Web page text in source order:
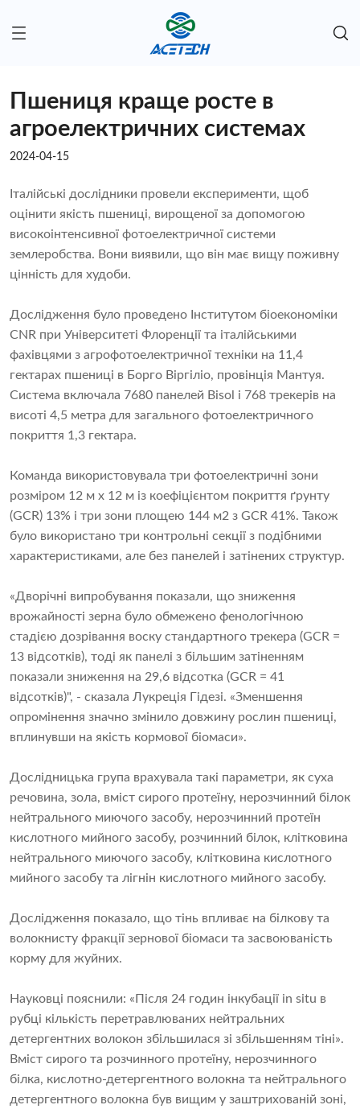
Пшениця краще росте в
агроелектричних системах
2024-04-15
Італійські дослідники провели експерименти, щоб
оцінити якість пшениці, вирощеної за допомогою
високоінтенсивної фотоелектричної системи
землеробства. Вони виявили, що він має вищу поживну
цінність для худоби.
Дослідження було проведено Інститутом біоекономіки
CNR при Університеті Флоренції та італійськими
фахівцями з агрофотоелектричної техніки на 11,4
гектарах пшениці в Борго Віргіліо, провінція Мантуя.
Система включала 7680 панелей Bisol і 768 трекерів на
висоті 4,5 метра для загального фотоелектричного
покриття 1,3 гектара.
Команда використовувала три фотоелектричні зони
розміром 12 м x 12 м із коефіцієнтом покриття ґрунту
(GCR) 13% і три зони площею 144 м2 з GCR 41%. Також
було використано три контрольні секції з подібними
характеристиками, але без панелей і затінених структур.
«Дворічні випробування показали, що зниження
врожайності зерна було обмежено фенологічною
стадією дозрівання воску стандартного трекера (GCR =
13 відсотків), тоді як панелі з більшим затіненням
показали зниження на 29,6 відсотка (GCR = 41
відсотків)", - сказала Лукреція Гідезі. «Зменшення
опромінення значно змінило довжину рослин пшениці,
вплинувши на якість кормової біомаси».
Дослідницька група врахувала такі параметри, як суха
речовина, зола, вміст сирого протеїну, нерозчинний білок
нейтрального миючого засобу, нерозчинний протеїн
кислотного мийного засобу, розчинний білок, клітковина
нейтрального миючого засобу, клітковина кислотного
мийного засобу та лігнін кислотного мийного засобу.
Дослідження показало, що тінь впливає на білкову та
волокнисту фракції зернової біомаси та засвоюваність
корму для жуйних.
Науковці пояснили: «Після 24 годин інкубації in situ в
рубці кількість перетравлюваних нейтральних
детергентних волокон збільшилася зі збільшенням тіні».
Вміст сирого та розчинного протеїну, нерозчинного
білка, кислотно-детергентного волокна та нейтрального
детергентного волокна був вищим у заштрихованій зоні,